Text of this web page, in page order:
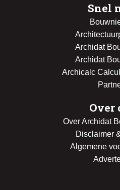
Snel
Archidat
Archidat
Archicalc
Over
Over Archidat
Disclaimer
Algemene